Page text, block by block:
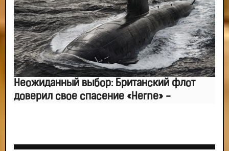
Неожиданный выбор: Британский флот
доверил свое спасение «Herne» -